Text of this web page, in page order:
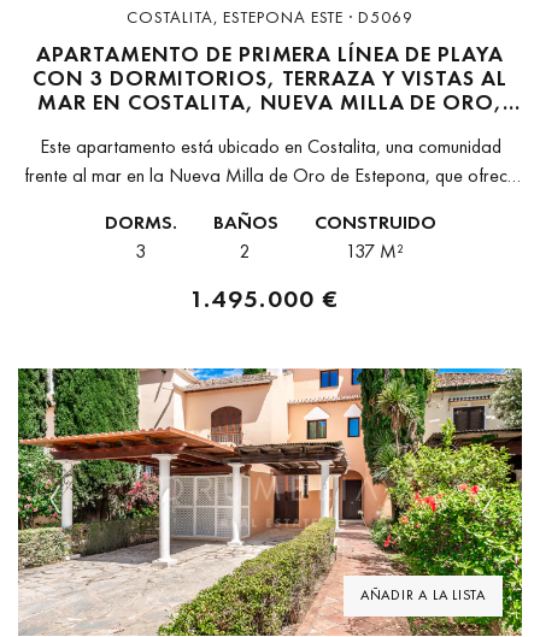
COSTALITA, ESTEPONA ESTE · D5069
APARTAMENTO DE PRIMERA LÍNEA DE PLAYA
CON 3 DORMITORIOS, TERRAZA Y VISTAS AL
MAR EN COSTALITA, NUEVA MILLA DE ORO,
Este apartamento está ubicado en Costalita, una comunidad
frente al mar en la Nueva Milla de Oro de Estepona, que ofrece
DORMS.
3
BAÑOS
2
CONSTRUIDO
137 M²
1.495.000 €
AÑADIR A LA LISTA
Previous Next